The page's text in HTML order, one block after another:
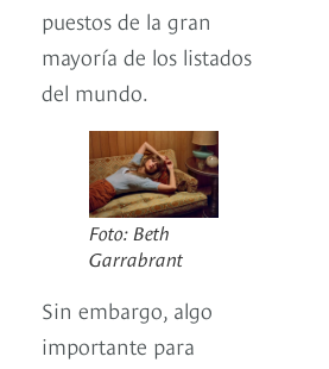
puestos de la gran
mayoría de los listados
del mundo.
Foto: Beth
Garrabrant
Sin embargo, algo
importante para